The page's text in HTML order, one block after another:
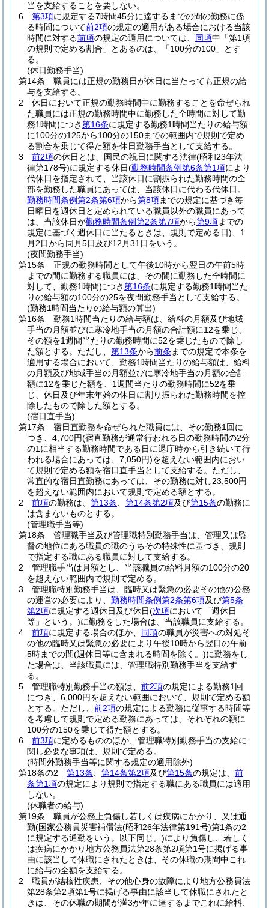
当を支給することを要しない。
6
第3項に規定する7時間45分に達するまでの間の勤務に係
る時間について前2項の規定の適用がある場合における当該
時間に対する前項の規定の適用については、 同項中「第1項
の規則で定める割合」とあるのは、「100分の100」とす
る。
(休日勤務手当)
第14条
職員には正規の勤務日が休日に当たっても正規の給
与を支給する。
2
休日において正規の勤務時間中に勤務することを命ぜられ
た職員には正規の勤務時間中に勤務した全時間に対して勤
務1時間につき第16条に規定する勤務1時間当たりの給与額
に100分の125から100分の150までの範囲内で規則で定め
る割合を乗じて得た額を休日勤務手当として支給する。
3
前2項の休日とは、国民の祝日に関する法律(昭和23年法
律第178号)に規定する休日(勤務時間条例第6条第1項により
代休日を指定されて、当該休日に割振られた勤務時間の全
部を勤務した職員にあっては、当該休日に代わる代休日。
勤務時間条例第2条第6項から第8項までの規定に基づき毎
日曜日を週休日と定められている職員以外の職員にあって
は、当該休日が勤務時間条例第2条第7項から第9項までの
規定に基づく週休日に当たるときは、規則で定める日) 、1
月2日から同月5日及び12月31日をいう。
(夜間勤務手当)
第15条
正規の勤務時間として午後10時から翌日の午前5時
までの間に勤務する職員には、その間に勤務した全時間に
対して、勤務1時間につき第16条に規定する勤務1時間当た
りの給与額の100分の25を夜間勤務手当として支給する。
(勤務1時間当たりの給与額の算出)
第16条
勤務1時間当たりの給与額は、給料の月額及び地域
手当の月額並びに寒冷地手当の月額の合計額に12を乗じ、
その額を1週間当たりの勤務時間に52を乗じたもので除し
た額とする。 ただし、 第13条から前条 までの規定で本条を
適用する場合において、勤務1時間当たりの給与額は、給料
の月額及び地域手当の月額並びに寒冷地手当の月額の合計
額に12を乗じた額を、1週間当たりの勤務時間に52を乗
じ、休日及び年末年始の休日に割り振られた勤務時間を控
除したもので除した額とする。
(宿日直手当)
第17条
宿日直勤務を命ぜられた職員には、その勤務1回に
つき、4,700円(宿直勤務が通常行われる日の勤務時間の2分
の1に相当する勤務時間である日に退庁時から引き続いて行
われる場合にあっては、7,050円)を超えない範囲内におい
て規則で定める額を宿日直手当として支給する。 ただし、
常直的な宿日直勤務にあっては、その勤務に対し23,500円
を超えない範囲内において規則で定める額とする。
2
前項の勤務は、 第13条 第14条第2項及び第15条の勤務に
は含まないものとする。
(管理職手当等)
第18条
管理職手当及び管理職特別勤務手当は、管理又は監
督の地位にある職員の職のうちその特殊性に基づき、規則
で指定する職にある職員に対して支給する。
2
管理職手当は月額とし、当該職員の給料月額の100分の20
を超えない範囲内で規則で定める。
3
管理職特別勤務手当は、臨時又は緊急の必要その他の公務
の運営の必要により、 勤務時間条例第2条第6項及び第5条
第2項に規定する週休日及び休日(次項において「週休日
等」という。)に勤務をした場合は、当該職員に支給する。
4
前項に規定する場合のほか、 同項の職員が災害への対処そ
の他の臨時又は緊急の必要により午後10時から翌日の午前
5時までの間(週休日等に含まれる時間を除く。)に勤務をし
た場合は、当該職員には、管理職特別勤務手当を支給す
る。
5
管理職特別勤務手当の額は、 前2項の規定による勤務1回
につき、6,000円を超えない範囲において、規則で定める額
とする。 ただし、 前2項の規定による勤務に従事する時間等
を考慮して規則で定める勤務にあっては、それぞれの額に
100分の150を乗じて得た額とする。
6
前3項に定めるもののほか、管理職特別勤務手当の支給に
関し必要な事項は、規則で定める。
(時間外勤務手当等に関する規定の適用除外)
第18条の2
第13条 第14条第2項及び第15条の規定は、 前
条第1項の規定により規則で指定する職にある職員には適用
しない。
(休職者の給与)
第19条
職員が公務上負傷し若しくは疾病にかかり、又は通
勤(国家公務員災害補償法(昭和26年法律第191号)第1条の2
に規定する通勤をいう。以下同じ。)により負傷し、若しく
は疾病にかかり地方公務員法第28条第2項第1号に掲げる事
由に該当して休職にされたときは、その休職の期間中これ
に給与の全額を支給する。
2
職員が結核性疾患、その他心身の故障により地方公務員法
第28条第2項第1号に掲げる事由に該当して休職にされたと
きは、その休職の期間が満3か年に達するまでこれに給料、